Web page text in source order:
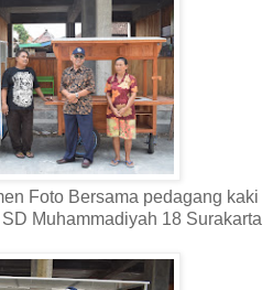
Foto Bersama pedagang kaki
Muhammadiyah 18 Surakarta